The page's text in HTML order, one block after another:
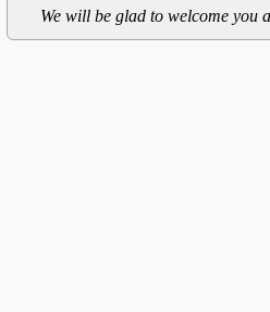
We will be glad to welcome